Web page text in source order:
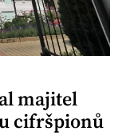
majitel
cifršpionů